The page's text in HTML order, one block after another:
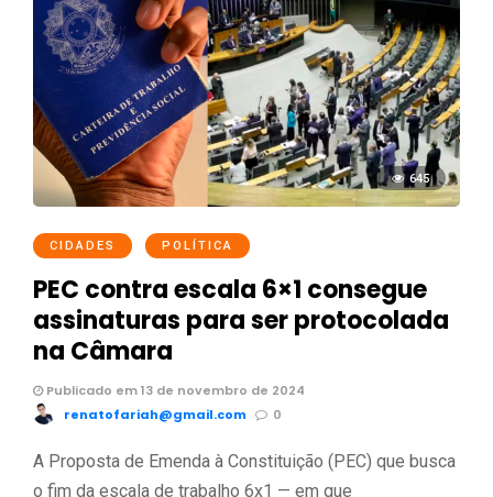
645
CIDADES POLÍTICA
PEC contra escala 6×1 consegue
assinaturas para ser protocolada
na Câmara
Publicado em 13 de novembro de 2024
renatofariah@gmail.com
0
A Proposta de Emenda à Constituição (PEC) que busca
o fim da escala de trabalho 6x1 — em que